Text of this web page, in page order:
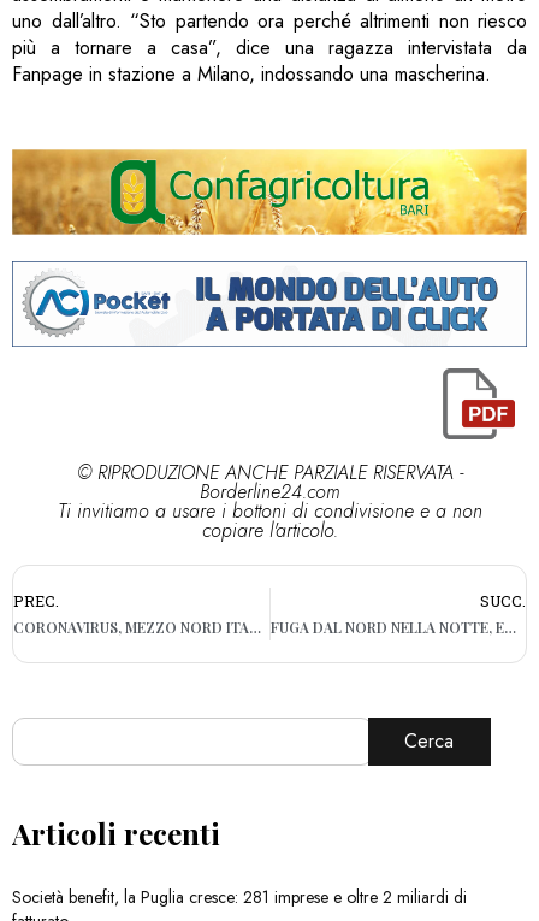
uno dall’altro. “Sto partendo ora perché altrimenti non riesco
più a tornare a casa”, dice una ragazza intervistata da
Fanpage in stazione a Milano, indossando una mascherina.
© RIPRODUZIONE ANCHE PARZIALE RISERVATA -
Borderline24.com
Ti invitiamo a usare i bottoni di condivisione e a non
copiare l'articolo.
PREC.
CORONAVIRUS, MEZZO NORD ITALIA ZONA ROSSA: VIETATO USCIRE ED ENTRARE SINO AL 3 APRILE
SUCC.
FUGA DAL NORD NELLA NOTTE, EMILIANO FIRMA ORDINANZA: OBBLIGO DI QUARANTENA
Cerca
Articoli recenti
Società benefit, la Puglia cresce: 281 imprese e oltre 2 miliardi di